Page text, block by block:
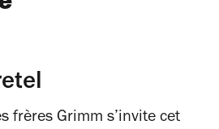
frères Grimm s’invite cet